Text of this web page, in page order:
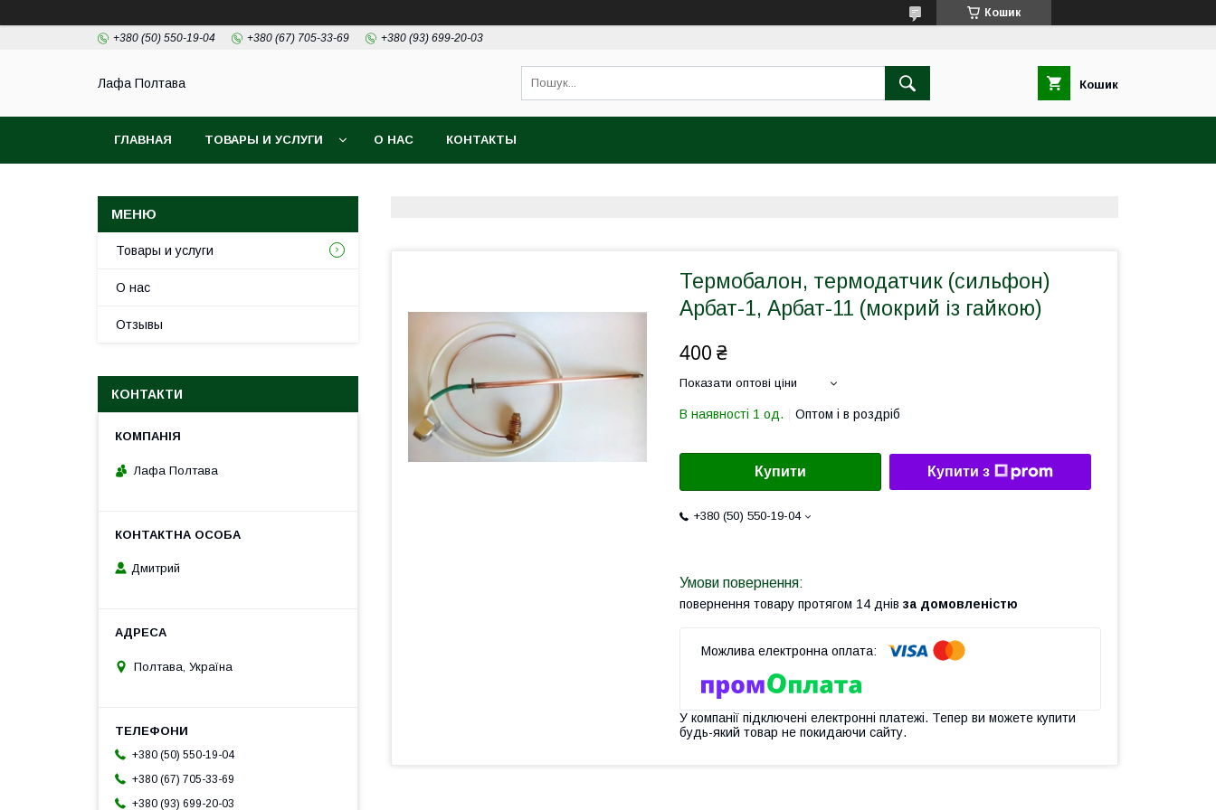
Кошик
+380 (50) 550-19-04 +380 (67) 705-33-69 +380 (93) 699-20-03
Лафа Полтава Кошик
ГЛАВНАЯ ТОВАРЫ И УСЛУГИ О НАС КОНТАКТЫ
Термобалон, термодатчик (сильфон)
Арбат-1, Арбат-11 (мокрий із гайкою)
400 ₴
Показати оптові ціни
В наявності 1 од. Оптом і в роздріб
Купити Купити з
+380 (50) 550-19-04
повернення товару протягом 14 днів за домовленістю
У компанії підключені електронні платежі. Тепер ви можете купити
будь-який товар не покидаючи сайту.
Товары и услуги
О нас
Отзывы
КОНТАКТИ
Лафа Полтава
Дмитрий
Полтава, Україна
+380 (50) 550-19-04
+380 (67) 705-33-69
+380 (93) 699-20-03